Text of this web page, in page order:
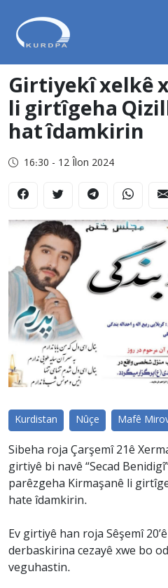
Girtiyekî xelkê
li girtîgeha
hat îdamkirin
16:30 - 12 Îlon 2024
Kurdistan Nûçe Mafê
Sibeha roja Çarşemî 21ê
girtiyê bi navê “Secad
parêzgeha Kirmaşanê li
hate îdamkirin.
Ev girtiyê han roja Sêşemî
derbaskirina cezayê xwe bo
veguhastin.